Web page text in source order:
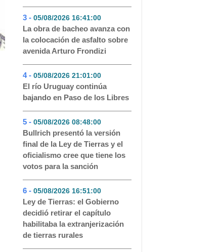
3 - 05/08/2026 16:41:00- 143
La obra de bacheo avanza con
la colocación de asfalto sobre
avenida Arturo Frondizi
4 - 05/08/2026 21:01:00- 98
El río Uruguay continúa
bajando en Paso de los Libres
5 - 05/08/2026 08:48:00- 71
Bullrich presentó la versión
final de la Ley de Tierras y el
oficialismo cree que tiene los
votos para la sanción
6 - 05/08/2026 16:51:00- 55
Ley de Tierras: el Gobierno
decidió retirar el capítulo
habilitaba la extranjerización
de tierras rurales